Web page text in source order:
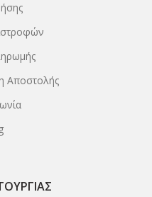
Αποστολής